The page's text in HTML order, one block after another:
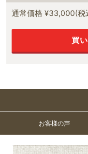
通常価格¥33,000(税
買
お客様の声